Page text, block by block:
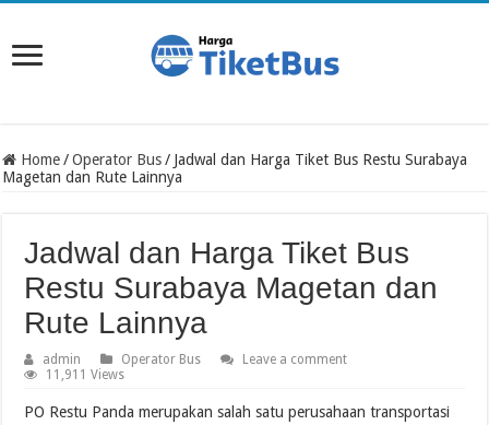
Home / Operator Bus / Jadwal dan Harga Tiket Bus Restu Surabaya
Magetan dan Rute Lainnya
Jadwal dan Harga Tiket Bus
Restu Surabaya Magetan dan
Rute Lainnya
admin Operator Bus
Leave a comment
11,911 Views
PO Restu Panda merupakan salah satu perusahaan transportasi